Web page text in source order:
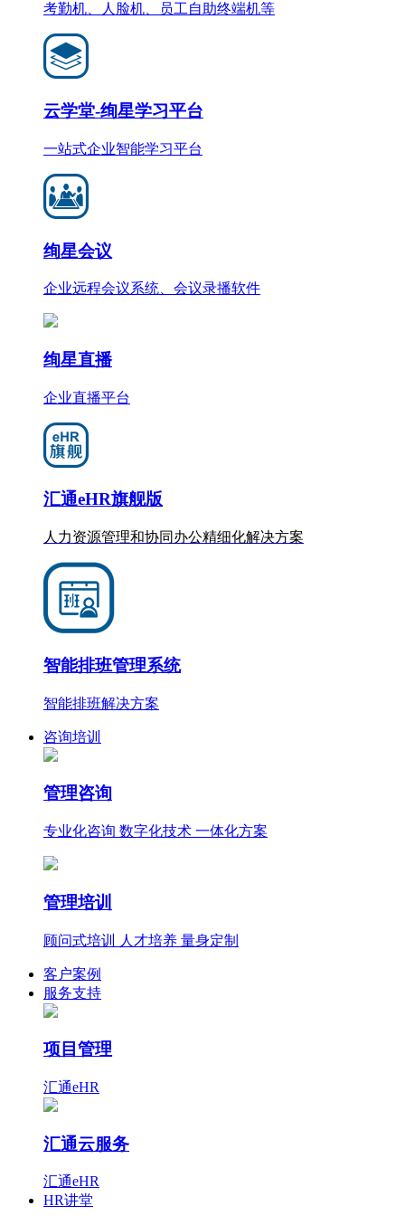
考勤机、人脸机、员工自助终端机等
云学堂-绚星学习平台
一站式企业智能学习平台
绚星会议
企业远程会议系统、会议录播软件
绚星直播
企业直播平台
汇通eHR旗舰版
人力资源管理和协同办公精细化解决方案
智能排班管理系统
智能排班解决方案
咨询培训
管理咨询
专业化咨询 数字化技术 一体化方案
管理培训
顾问式培训 人才培养 量身定制
客户案例
服务支持
项目管理
汇通eHR
汇通云服务
汇通eHR
HR讲堂